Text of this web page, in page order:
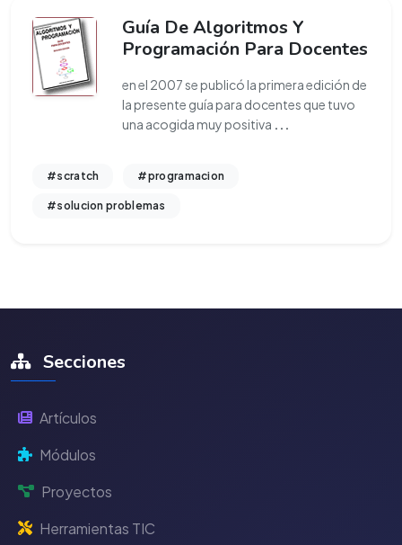
Guía De Algoritmos Y
Programación Para Docentes
en el 2007 se publicó la primera edición de
la presente guía para docentes que tuvo
una acogida muy positiva ...
#scratch #programacion
#solucion problemas
Secciones
Artículos
Módulos
Proyectos
Herramientas TIC